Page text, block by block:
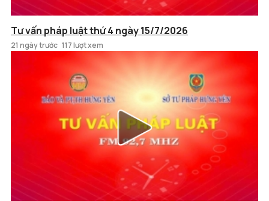
Tư vấn pháp luật thứ 4 ngày 15/7/2026
21 ngày trước 117 lượt xem